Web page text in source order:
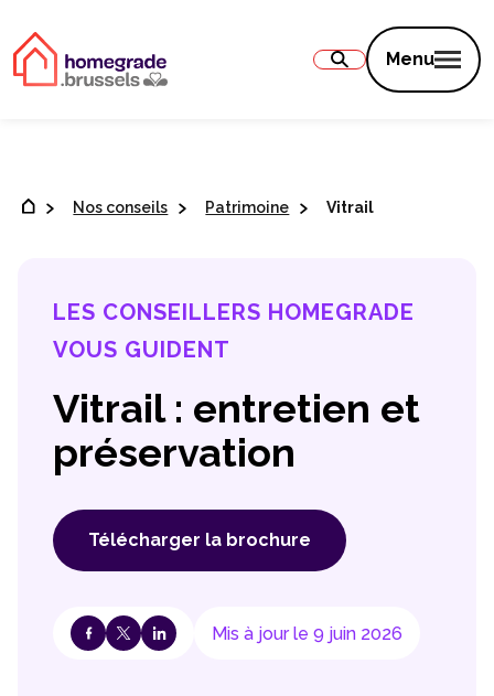
Menu
Nos conseils Patrimoine Vitrail
LES CONSEILLERS HOMEGRADE
VOUS GUIDENT
Vitrail : entretien et
préservation
Télécharger la brochure
Mis à jour le 9 juin 2026